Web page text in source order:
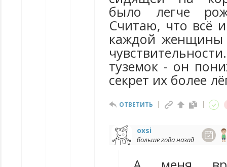
было легче
Считаю, что всё
каждой женщины
туземок - он
секрет их более
ОТВЕТИТЬ
oxsi
больше года назад